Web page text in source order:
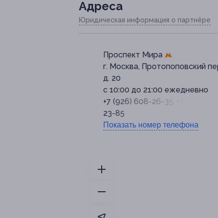
Адресa
Юридическая информация о партнёре
Проспект Мира
г. Москва, Протопоповский
д. 20
с 10:00 до 21:00 ежедневно
+7 (926) 608-26-35, +7 (495)
23-85
Показать номер телефона